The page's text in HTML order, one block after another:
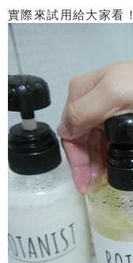
實際來試用給大家看！